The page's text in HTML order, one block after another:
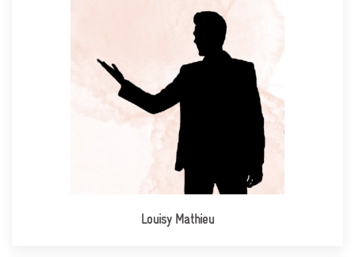
Louisy Mathieu